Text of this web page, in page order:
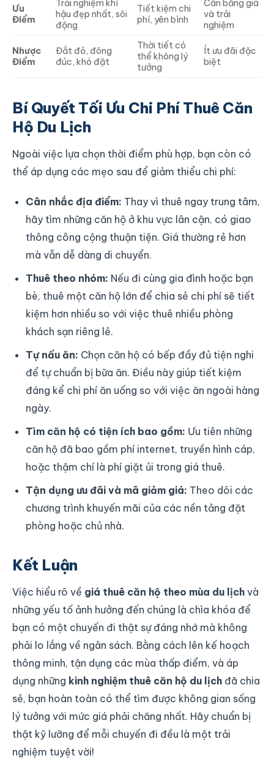
Ưu
Điểm
Trải nghiệm khí
hậu đẹp nhất, sôi
động
Tiết kiệm chi
phí, yên bình
Cân bằng giá
và trải
nghiệm
Nhược
Điểm
Đắt đỏ, đông
đúc, khó đặt
Thời tiết có
thể không lý
tưởng
Ít ưu đãi đặc
biệt
Bí Quyết Tối Ưu Chi Phí Thuê Căn
Hộ Du Lịch
Ngoài việc lựa chọn thời điểm phù hợp, bạn còn có
thể áp dụng các mẹo sau để giảm thiểu chi phí:
Cân nhắc địa điểm: Thay vì thuê ngay trung tâm,
hãy tìm những căn hộ ở khu vực lân cận, có giao
thông công cộng thuận tiện. Giá thường rẻ hơn
mà vẫn dễ dàng di chuyển.
Thuê theo nhóm: Nếu đi cùng gia đình hoặc bạn
bè, thuê một căn hộ lớn để chia sẻ chi phí sẽ tiết
kiệm hơn nhiều so với việc thuê nhiều phòng
khách sạn riêng lẻ.
Tự nấu ăn: Chọn căn hộ có bếp đầy đủ tiện nghi
để tự chuẩn bị bữa ăn. Điều này giúp tiết kiệm
đáng kể chi phí ăn uống so với việc ăn ngoài hàng
ngày.
Tìm căn hộ có tiện ích bao gồm: Ưu tiên những
căn hộ đã bao gồm phí internet, truyền hình cáp,
hoặc thậm chí là phí giặt ủi trong giá thuê.
Tận dụng ưu đãi và mã giảm giá: Theo dõi các
chương trình khuyến mãi của các nền tảng đặt
phòng hoặc chủ nhà.
Kết Luận
Việc hiểu rõ về giá thuê căn hộ theo mùa du lịch và
những yếu tố ảnh hưởng đến chúng là chìa khóa để
bạn có một chuyến đi thật sự đáng nhớ mà không
phải lo lắng về ngân sách. Bằng cách lên kế hoạch
thông minh, tận dụng các mùa thấp điểm, và áp
dụng những kinh nghiệm thuê căn hộ du lịch đã chia
sẻ, bạn hoàn toàn có thể tìm được không gian sống
lý tưởng với mức giá phải chăng nhất. Hãy chuẩn bị
thật kỹ lưỡng để mỗi chuyến đi đều là một trải
nghiệm tuyệt vời!